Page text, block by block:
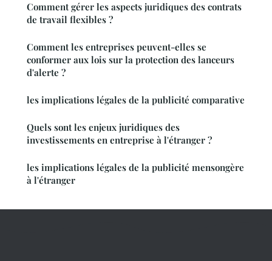
Comment gérer les aspects juridiques des contrats
de travail flexibles ?
Comment les entreprises peuvent-elles se
conformer aux lois sur la protection des lanceurs
d'alerte ?
les implications légales de la publicité comparative
Quels sont les enjeux juridiques des
investissements en entreprise à l'étranger ?
les implications légales de la publicité mensongère
à l'étranger